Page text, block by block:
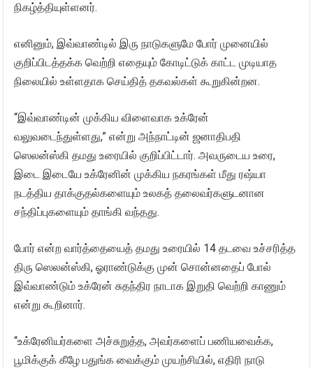
நிகழ்த்தியுள்ளனர்.
எனினும், இவ்வாண்டில் இரு நாடுகளுமே போர் முனையில்
குறிப்பிடத்தக்க வெற்றி எதையும் கோடிட்டுக் காட்ட முடியாத
நிலையில் உள்ளதாக செய்தித் தகவல்கள் கூறுகின்றன.
“இவ்வாண்டின் முக்கிய விளைவாக உக்ரேன்
வலுவடைந்துள்ளது,” என்று அந்நாட்டின் ஜனாதிபதி
ஸெலன்ஸ்கி தமது உரையில் குறிப்பிட்டார். அவருடைய உரை,
இடை இடையே உக்ரேனின் முக்கிய நகரங்கள் மீது ரஷ்யா
நடத்திய தாக்குதல்களையும் உலகத் தலைவர்களுடனான
சந்திப்புகளையும் தாங்கி வந்தது.
போர் என்ற வார்த்தையைத் தமது உரையில் 14 தடவை உச்சரித்த
திரு ஸெலன்ஸ்கி, ஓராண்டுக்கு முன் சொன்னதைப் போல்
இவ்வாண்டும் உக்ரேன் சுதந்திர நாடாக இறுதி வெற்றி காணும்
என்று கூறினார்.
“உக்ரேனியர்களை அச்சுறுத்த, அவர்களைப் பணியவைக்க,
பூமிக்குக் கீழே பதுங்க வைக்கும் முயற்சியில், எதிரி நாடு